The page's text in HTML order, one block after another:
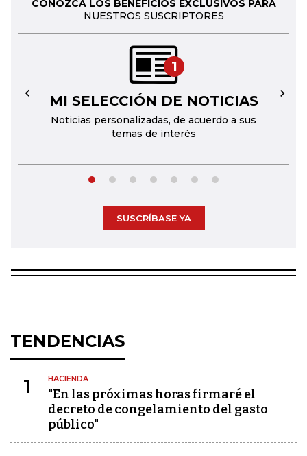
CONOZCA LOS BENEFICIOS EXCLUSIVOS PARA
NUESTROS SUSCRIPTORES
1
MI SELECCIÓN DE NOTICIAS
Noticias personalizadas, de acuerdo a sus
temas de interés
← →
SUSCRÍBASE YA
TENDENCIAS
1 HACIENDA
"En las próximas horas firmaré el
decreto de congelamiento del gasto
público"